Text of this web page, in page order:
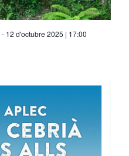
- 12 d'octubre 2025 | 17:00